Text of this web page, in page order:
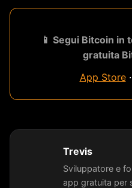
📱 Segui Bitcoin in
gratuita
App Store·
Trevis
Sviluppatore e
app gratuita per